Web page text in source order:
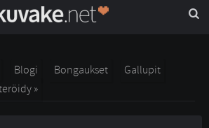
Blogi Bongaukset
Gallupit
»